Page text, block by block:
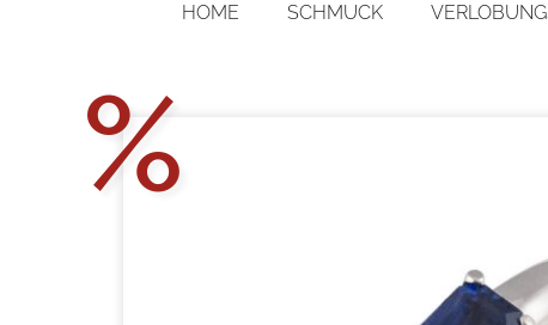
HOME SCHMUCK
%